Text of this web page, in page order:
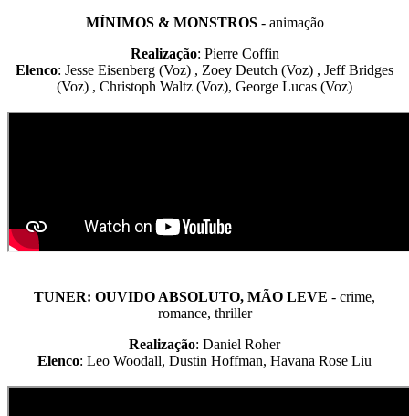
MÍNIMOS & MONSTROS- animação
Realização: Pierre Coffin
Elenco: Jesse Eisenberg (Voz) , Zoey Deutch (Voz) , Jeff Bridges
(Voz) , Christoph Waltz (Voz), George Lucas (Voz)
TUNER: OUVIDO ABSOLUTO, MÃO LEVE - crime,
romance, thriller
Realização: Daniel Roher
Elenco: Leo Woodall, Dustin Hoffman, Havana Rose Liu